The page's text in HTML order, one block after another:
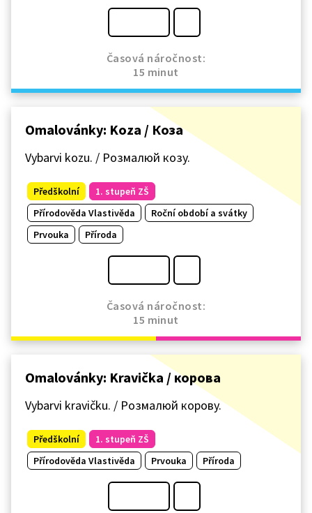
Časová náročnost:
15 minut
Omalovánky: Koza / Козa
Vybarvi kozu. / Розмалюй козу.
Předškolní
1. stupeň ZŠ
Přírodověda Vlastivěda
Roční období a svátky
Prvouka
Příroda
Časová náročnost:
15 minut
Omalovánky: Kravička / корова
Vybarvi kravičku. / Розмалюй корову.
Předškolní
1. stupeň ZŠ
Přírodověda Vlastivěda
Prvouka Příroda